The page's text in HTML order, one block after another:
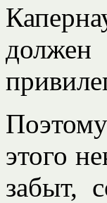
этого
забыт,